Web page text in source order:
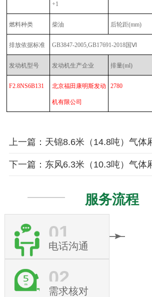
+1
燃料种类 柴油 后轮距(mm)
排放依据标准 GB3847-2005,GB17691-2018国Ⅵ
发动机型号 发动机生产企业 排量(ml)
F2.8NS6B131 北京福田康明斯发动
机有限公司
2780
上一篇：天锦8.6米（14.8吨）气体
下一篇：东风6.3米（10.3吨）气体
服务流程
01
电话沟通
02
需求核对